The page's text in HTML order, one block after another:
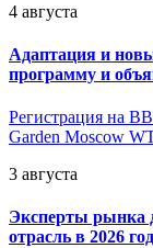
4 августа
Адаптация и
программу и
Регистрация на
Garden Moscow
3 августа
Эксперты рынка
отрасль в 2026